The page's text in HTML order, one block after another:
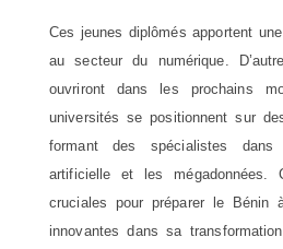
Ces jeunes diplômés apportent
au secteur du numérique.
ouvriront dans les prochains
universités se positionnent sur
formant des spécialistes dans
artificielle et les mégadonnées.
cruciales pour préparer le Bénin
innovantes dans sa